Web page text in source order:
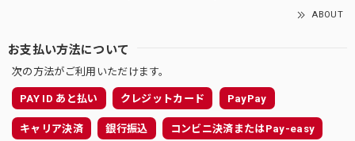
ABOUT
お支払い方法について
次の方法がご利用いただけます。
PAY ID あと払い クレジットカード PayPay
キャリア決済 銀行振込 コンビニ決済またはPay-easy